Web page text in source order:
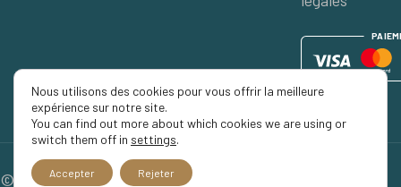
PAIEM
© 2026 Séjour Privé, Tous droits réservés.
Nous utilisons des cookies pour vous offrir la meilleure
expérience sur notre site.
You can find out more about which cookies we are using or
switch them off in settings.
Accepter Rejeter